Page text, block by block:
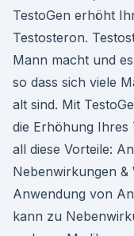
TestoGen erhöht
Testosteron.
Mann macht und
so dass sich viele
alt sind. Mit
die Erhöhung Ihres
all diese Vorteile:
Nebenwirkungen &
Anwendung von
kann zu